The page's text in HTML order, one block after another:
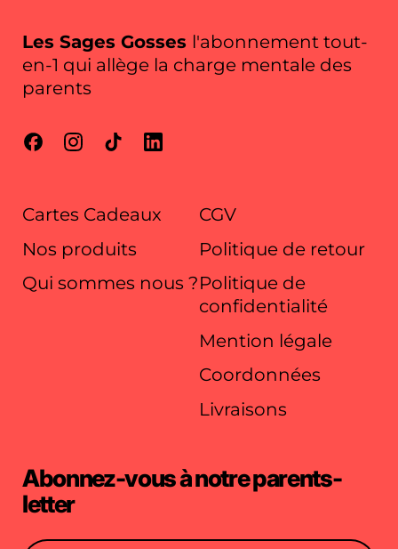
R
M
Les Sages Gosses l'abonnement tout-
en-1 qui allège la charge mentale des
parents
FacebookInstagram
TikTok
Cartes Cadeaux
Nos produits
Qui sommes nous ?
CGV
Politique de retour
Politique de
confidentialité
Mention légale
Coordonnées
Livraisons
Abonnez-vous à notre parents-
letter